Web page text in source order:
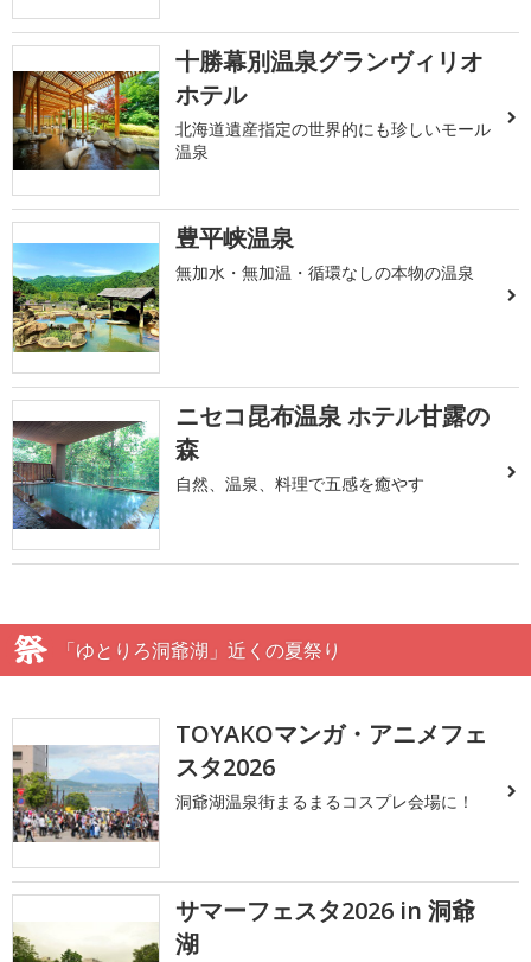
十勝幕別温泉グランヴィリオ
ホテル
北海道遺産指定の世界的にも珍しいモール
温泉
豊平峡温泉
無加水・無加温・循環なしの本物の温泉
ニセコ昆布温泉 ホテル甘露の
森
自然、温泉、料理で五感を癒やす
「ゆとりろ洞爺湖」近くの夏祭り
TOYAKOマンガ・アニメフェ
スタ2026
洞爺湖温泉街まるまるコスプレ会場に！
サマーフェスタ2026 in 洞爺
湖